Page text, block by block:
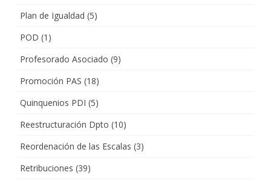
Plan de Igualdad (5)
POD (1)
Profesorado Asociado (9)
Promoción PAS (18)
Quinquenios PDI (5)
Reestructuración Dpto (10)
Reordenación de las Escalas (3)
Retribuciones (39)